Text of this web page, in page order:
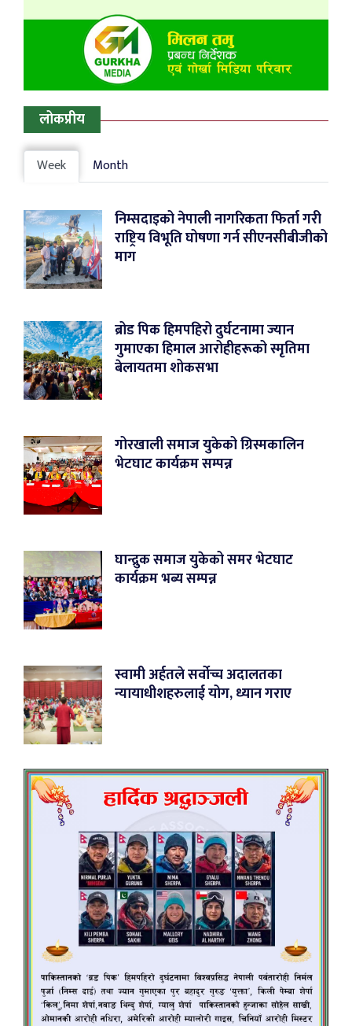
लोकप्रीय
Week Month
निम्सदाइको नेपाली नागरिकता फिर्ता गरी
राष्ट्रिय विभूति घोषणा गर्न सीएनसीबीजीको
माग
ब्रोड पिक हिमपहिरो दुर्घटनामा ज्यान
गुमाएका हिमाल आरोहीहरूको स्मृतिमा
बेलायतमा शोकसभा
गोरखाली समाज युकेको ग्रिस्मकालिन
भेटघाट कार्यक्रम सम्पन्न
घान्द्रुक समाज युकेको समर भेटघाट
कार्यक्रम भब्य सम्पन्न
स्वामी अर्हतले सर्वोच्च अदालतका
न्यायाधीशहरुलाई योग, ध्यान गराए